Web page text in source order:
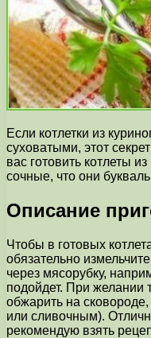
Если котлетки из
суховатыми, этот
вас готовить котлеты
сочные, что они
Описание
Чтобы в готовых
обязательно
через мясорубку,
подойдет. При желании
обжарить на
или сливочным).
рекомендую взять